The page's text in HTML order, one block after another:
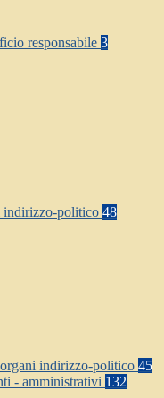
responsabile 3
indirizzo-politico 48
indirizzo-politico 45
- amministrativi 132